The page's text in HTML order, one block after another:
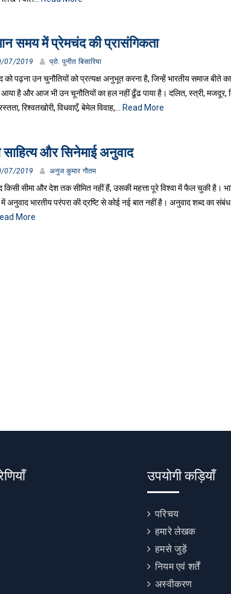
समय में प्रेमचंद की प्रासंगिकता
07/2019 प्रो. पुनीत बिसारिया
को पढ़ना उन चुनौतियों को प्रत्यक्ष अनुभूत करना है, जिन्हें भारतीय समाज बीते
है और आज भी उन चूनौतियों का हल नहीं ढूँढ पाया है। दलित, स्त्री, मजदूर,
रिश्वतखोरी, विधवाएँ, बेमेल विवाह,… Read More
साहित्य और सिनेमाई अनुवाद
07/2019 अनुज कुमार गौतम
किसी सीमा और देश तक सीमित नहीं हैं, उसकी महत्ता पूरे विश्वा में फैल चुकी है।
अनुवाद भारतीय परंपरा की द्रष्टि से कोई नई बात नहीं है। अनुवाद शब्द का संबंध
More
उपयोगी कड़ियाँ
परिचय
हमारे लेखक
हमसे जुड़ें
नियम एवं शर्तें
अस्वीकरण